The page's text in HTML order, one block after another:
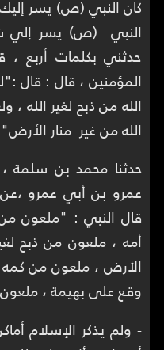
كان النبي ‏(ص)‏ ‏يسر
النبي ‏ ‏(ص)‏ ‏يسر إلي
حدثني بكلمات أربع
المؤمنين ، قال : قال
الله من ذبح لغير الله
الله من غير ‏ منار
حدثنا ‏‏محمد بن سلمة
عمرو بن أبي عمرو
قال النبي ‏:‏ "ملعون
أمه ، ملعون من ذبح
‏‏الأرض ، ملعون من
‏‏وقع ‏على بهيمة ،
- ولم يذكر الإسلام